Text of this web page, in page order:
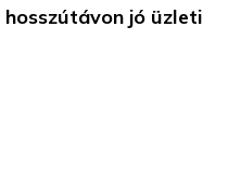
hosszútávon jó üzleti